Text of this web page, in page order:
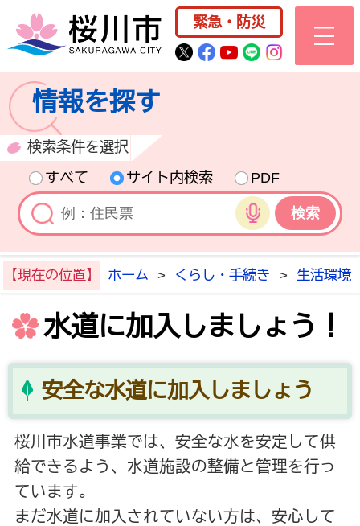
桜川市公式ホー
緊急・防災
桜川市公式Twitter
桜川市公式
桜川市公式
桜川市公式
情報を探す
検索条件を選択
すべて
サイト内検索
PDF
音声検索
【現在の位置】 ホーム > くらし・手続き > 生活環境
水道に加入しましょう！
安全な水道に加入しましょう
桜川市水道事業では、安全な水を安定して供
給できるよう、水道施設の整備と管理を行っ
ています。
まだ水道に加入されていない方は、安心して